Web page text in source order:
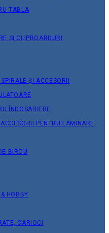
TABLA
ȘI CLIPBOARDURI
ȘI ACCESORII
ÎNDOSARIERE
PENTRU LAMINARE
BIROU
HOBBY
CARIOCI